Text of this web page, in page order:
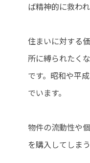
ば精神的に救われ
住まいに対する
所に縛られたく
です。昭和や平
でいます。
物件の流動性や
を購入してしま